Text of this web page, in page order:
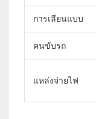
การเลียนแบบ
คนขับรถ
แหล่งจ่ายไฟ